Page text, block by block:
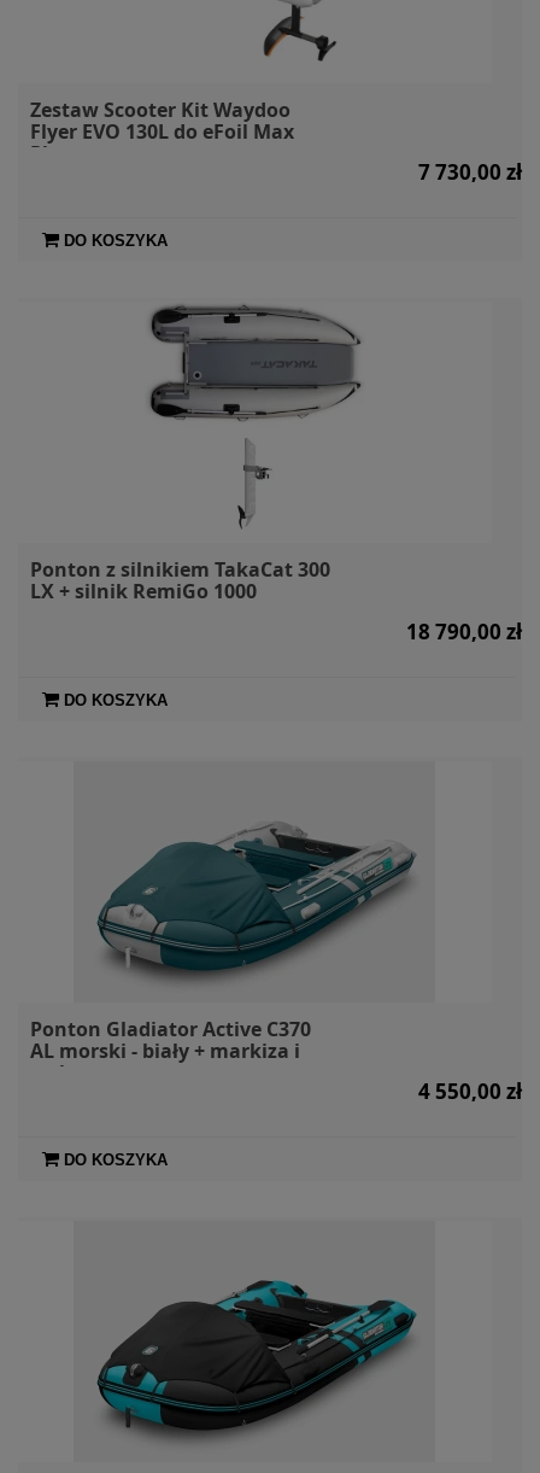
Zestaw Scooter Kit Waydoo
Flyer EVO 130L do eFoil Max
Plus
7 730,00 zł
DO KOSZYKA
Ponton z silnikiem TakaCat 300
LX + silnik RemiGo 1000
18 790,00 zł
DO KOSZYKA
Ponton Gladiator Active C370
AL morski - biały + markiza i
torby
4 550,00 zł
DO KOSZYKA